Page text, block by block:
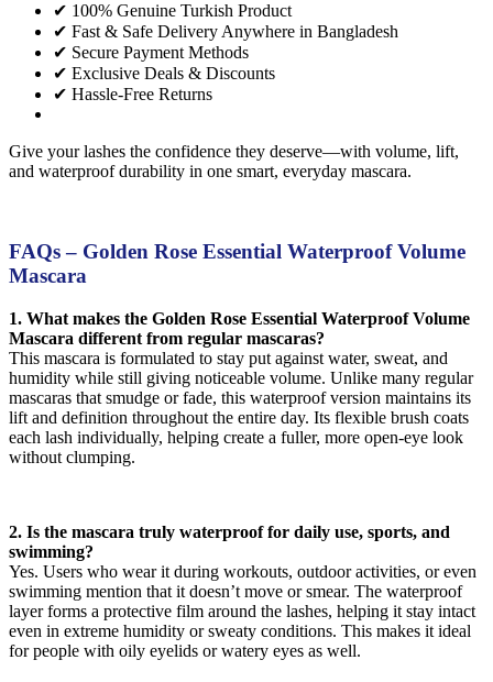
✔ 100% Genuine Turkish Product
✔ Fast & Safe Delivery Anywhere in Bangladesh
✔ Secure Payment Methods
✔ Exclusive Deals & Discounts
✔ Hassle-Free Returns
Give your lashes the confidence they deserve—with volume, lift,
and waterproof durability in one smart, everyday mascara.
FAQs – Golden Rose Essential Waterproof Volume
Mascara
1. What makes the Golden Rose Essential Waterproof Volume
Mascara different from regular mascaras?
This mascara is formulated to stay put against water, sweat, and
humidity while still giving noticeable volume. Unlike many regular
mascaras that smudge or fade, this waterproof version maintains its
lift and definition throughout the entire day. Its flexible brush coats
each lash individually, helping create a fuller, more open-eye look
without clumping.
2. Is the mascara truly waterproof for daily use, sports, and
swimming?
Yes. Users who wear it during workouts, outdoor activities, or even
swimming mention that it doesn’t move or smear. The waterproof
layer forms a protective film around the lashes, helping it stay intact
even in extreme humidity or sweaty conditions. This makes it ideal
for people with oily eyelids or watery eyes as well.